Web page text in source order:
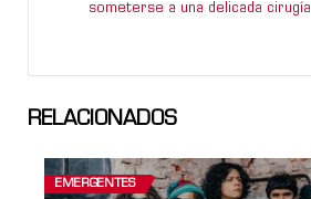
someterse a una delicada cirugía
RELACIONADOS
EMERGENTES